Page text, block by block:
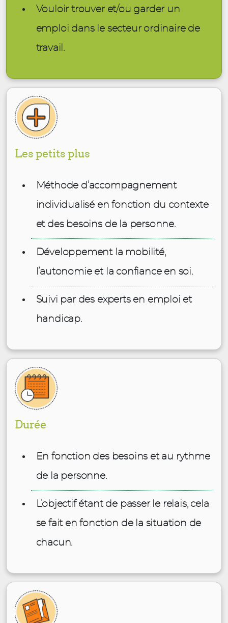
Vouloir trouver et/ou garder un
emploi dans le secteur ordinaire de
travail.
Les petits plus
Méthode d’accompagnement
individualisé en fonction du contexte
et des besoins de la personne.
Développement la mobilité,
l’autonomie et la confiance en soi.
Suivi par des experts en emploi et
handicap.
Durée
En fonction des besoins et au rythme
de la personne.
L’objectif étant de passer le relais, cela
se fait en fonction de la situation de
chacun.